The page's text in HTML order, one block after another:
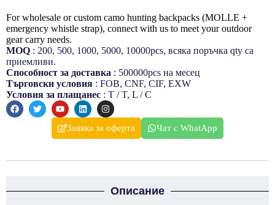
For wholesale or custom camo hunting backpacks (MOLLE +
emergency whistle strap), connect with us to meet your outdoor
gear carry needs.
MOQ : 200, 500, 1000, 5000, 10000pcs, всяка поръчка qty са
приемливи.
Способност за доставка : 500000pcs на месец
Търговски условия : FOB, CNF, CIF, EXW
Условия за плащанеc : T / T, L / C
Заявка за оферта Чат с WhatApp
Описание